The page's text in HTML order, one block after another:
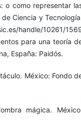
o como representar
Ciencia y
handle/10261/
para una teoría
España: Paidós.
México: Fondo
mágica.